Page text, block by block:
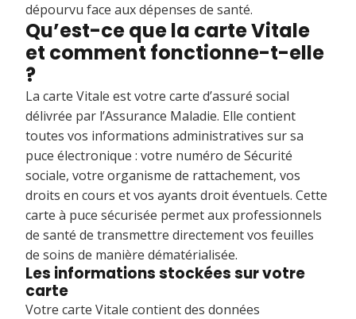
dépourvu face aux dépenses de santé.
Qu’est-ce que la carte Vitale
et comment fonctionne-t-elle
?
La carte Vitale est votre carte d’assuré social
délivrée par l’Assurance Maladie. Elle contient
toutes vos informations administratives sur sa
puce électronique : votre numéro de Sécurité
sociale, votre organisme de rattachement, vos
droits en cours et vos ayants droit éventuels. Cette
carte à puce sécurisée permet aux professionnels
de santé de transmettre directement vos feuilles
de soins de manière dématérialisée.
Les informations stockées sur votre
carte
Votre carte Vitale contient des données